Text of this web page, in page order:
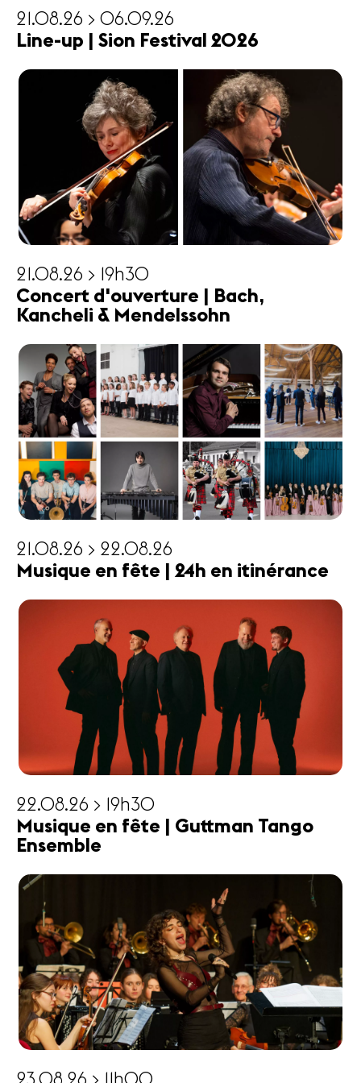
21.08.26 > 06.09.26
Line-up | Sion Festival 2026
21.08.26 > 19h30
Concert d'ouverture | Bach,
Kancheli & Mendelssohn
21.08.26 > 22.08.26
Musique en fête | 24h en itinérance
22.08.26 > 19h30
Musique en fête | Guttman Tango
Ensemble